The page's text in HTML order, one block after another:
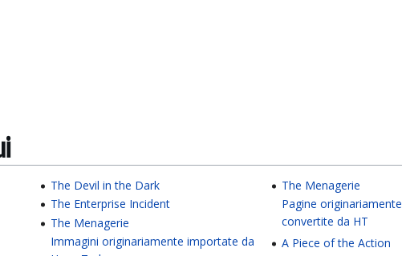
The Devil in the Dark
The Enterprise Incident
The Menagerie
Immagini originariamente importate da
The Menagerie
Pagine originariamente
convertite da HT
A Piece of the Action